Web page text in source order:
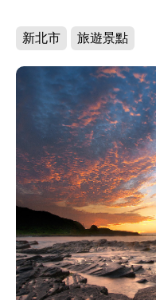
新北市 旅遊景點